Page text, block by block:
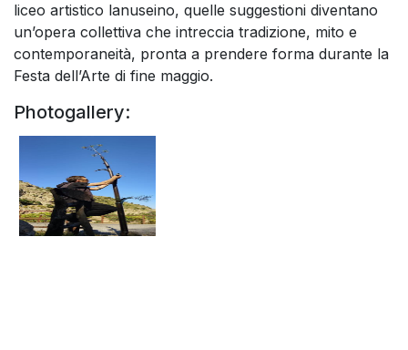
liceo artistico lanuseino, quelle suggestioni diventano
un’opera collettiva che intreccia tradizione, mito e
contemporaneità, pronta a prendere forma durante la
Festa dell’Arte di fine maggio.
Photogallery: